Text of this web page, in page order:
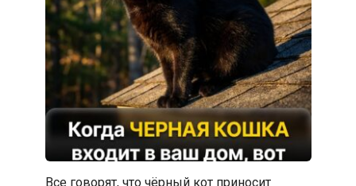
Все говорят, что чёрный кот приносит